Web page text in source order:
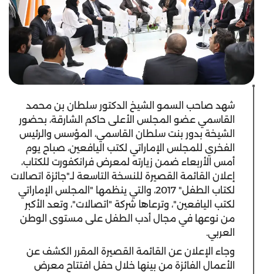
شهد صاحب السمو الشيخ الدكتور سلطان بن محمد
القاسمي عضو المجلس الأعلى حاكم الشارقة، بحضور
الشيخة بدور بنت سلطان القاسمي، المؤسس والرئيس
الفخري للمجلس الإماراتي لكتب اليافعين، صباح يوم
أمس الأربعاء ضمن زيارته لمعرض فرانكفورت للكتاب،
إعلان القائمة القصيرة للنسخة التاسعة لـ"جائزة اتصالات
لكتاب الطفل" 2017، والتي ينظمها "المجلس الإماراتي
لكتب اليافعين"، وترعاها شركة "اتصالات"، وتعد الأكبر
من نوعها في مجال أدب الطفل على مستوى الوطن
العربي.
وجاء الإعلان عن القائمة القصيرة المقرر الكشف عن
الأعمال الفائزة من بينها خلال حفل افتتاح معرض